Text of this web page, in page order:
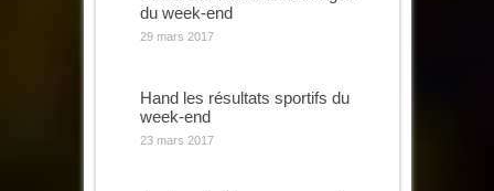
du week-end
29 mars 2017
Hand les résultats sportifs du
week-end
23 mars 2017